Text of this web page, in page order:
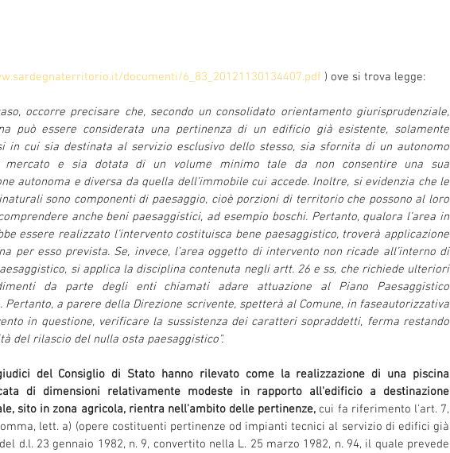
documenti/6_83_20121130134407.pdf ) ove si trova legge:
occorre precisare che, secondo un consolidato orientamento giurisprudenziale,
può essere considerata una pertinenza di un edificio già esistente, solamente
in cui sia destinata al servizio esclusivo dello stesso, sia sfornita di un autonomo
mercato e sia dotata di un volume minimo tale da non consentire una sua
autonoma e diversa da quella dell’immobile cui accede. Inoltre, si evidenzia che le
sono componenti di paesaggio, cioè porzioni di territorio che possono al loro
anche beni paesaggistici, ad esempio boschi. Pertanto, qualora l’area in
essere realizzato l’intervento costituisca bene paesaggistico, troverà applicazione
per esso prevista. Se, invece, l’area oggetto di intervento non ricade all’interno di
si applica la disciplina contenuta negli artt. 26 e ss, che richiede ulteriori
da parte degli enti chiamati adare attuazione al Piano Paesaggistico
Pertanto, a parere della Direzione scrivente, spetterà al Comune, in faseautorizzativa
in questione, verificare la sussistenza dei caratteri sopraddetti, ferma restando
del rilascio del nulla osta paesaggistico".
del Consiglio di Stato hanno rilevato come la realizzazione di una piscina
di dimensioni relativamente modeste in rapporto all'edificio a destinazione
sito in zona agricola, rientra nell'ambito delle pertinenze, cui fa riferimento l'art. 7,
lett. a) (opere costituenti pertinenze od impianti tecnici al servizio di edifici già
d.l. 23 gennaio 1982, n. 9, convertito nella L. 25 marzo 1982, n. 94, il quale prevede